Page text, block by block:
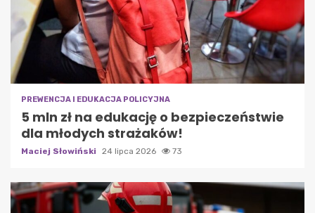
PREWENCJA I EDUKACJA POLICYJNA
5 mln zł na edukację o bezpieczeństwie
dla młodych strażaków!
Maciej Słowiński 24 lipca 2026 73